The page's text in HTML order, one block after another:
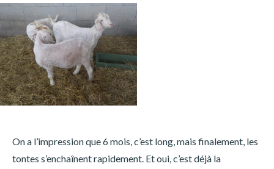
On a l’impression que 6 mois, c’est long, mais finalement, les
tontes s’enchaînent rapidement. Et oui, c’est déjà la